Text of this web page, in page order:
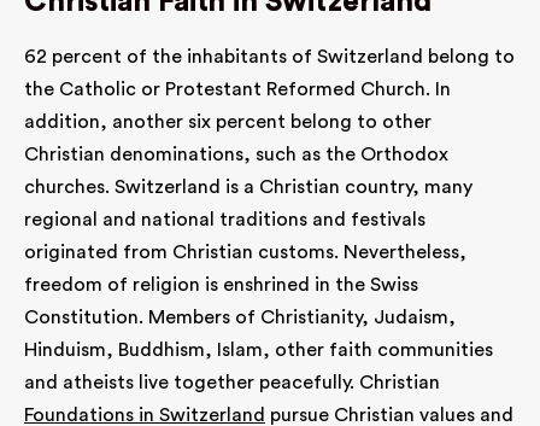
unterhalten, - weiteres tun, was die kath.
62 percent of the inhabitants of Switzerland belong to
the Catholic or Protestant Reformed Church. In
addition, another six percent belong to other
Christian denominations, such as the Orthodox
churches. Switzerland is a Christian country, many
regional and national traditions and festivals
originated from Christian customs. Nevertheless,
freedom of religion is enshrined in the Swiss
Constitution. Members of Christianity, Judaism,
Hinduism, Buddhism, Islam, other faith communities
and atheists live together peacefully. Christian
Foundations in Switzerland pursue Christian values and